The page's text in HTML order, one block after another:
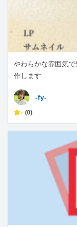
やわらかな雰囲気
作します
-fy-
- (0)